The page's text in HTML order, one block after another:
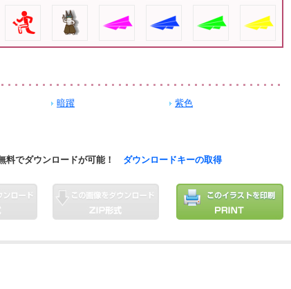
暗躍
紫色
でダウンロードが可能！ ダウンロードキーの取得